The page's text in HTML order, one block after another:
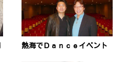
熱海でＤａｎｃｅイベント